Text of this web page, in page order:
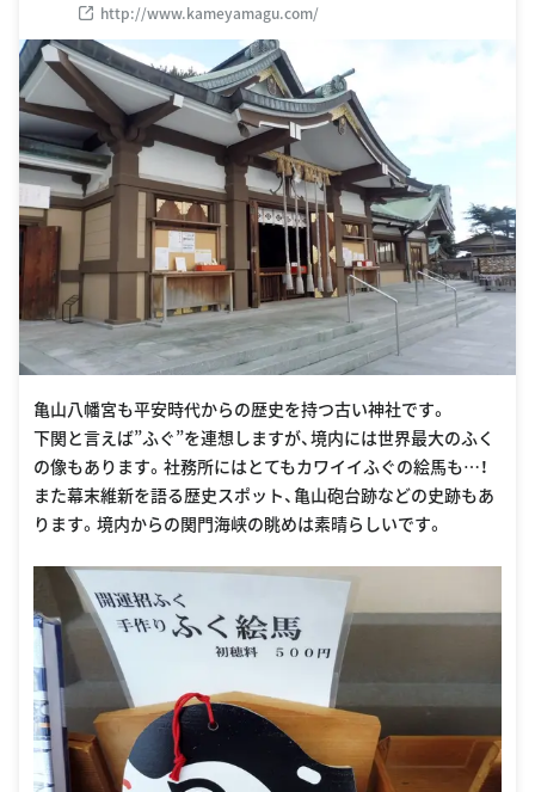
http://www.kameyamagu.com/
亀山八幡宮も平安時代からの歴史を持つ古い神社です。
下関と言えば”ふぐ”を連想しますが、境内には世界最大のふく
の像もあります。社務所にはとてもカワイイふぐの絵馬も…！
また幕末維新を語る歴史スポット、亀山砲台跡などの史跡もあ
ります。境内からの関門海峡の眺めは素晴らしいです。